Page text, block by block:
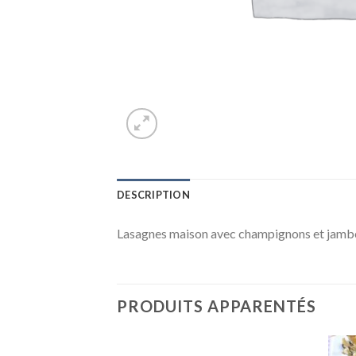
DESCRIPTION
Lasagnes maison avec champignons et
PRODUITS APPARENTÉS